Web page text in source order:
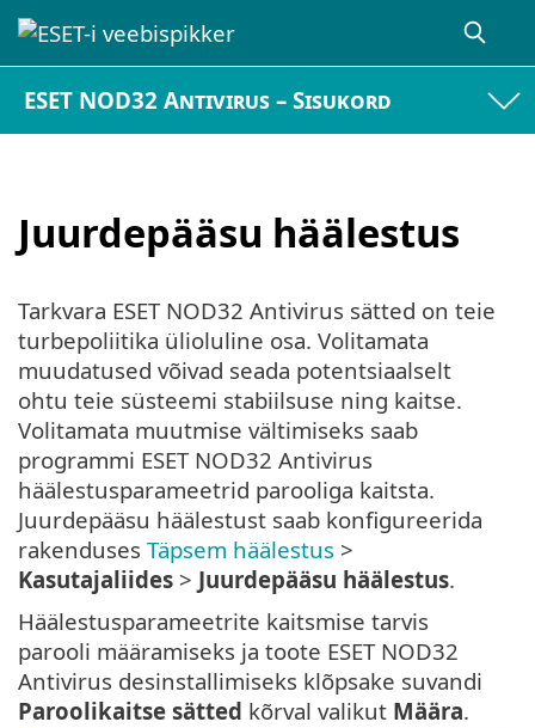
ESET NOD32 Antivirus – Sisukord
Juurdepääsu häälestus
Tarkvara ESET NOD32 Antivirus sätted on teie
turbepoliitika ülioluline osa. Volitamata
muudatused võivad seada potentsiaalselt
ohtu teie süsteemi stabiilsuse ning kaitse.
Volitamata muutmise vältimiseks saab
programmi ESET NOD32 Antivirus
häälestusparameetrid parooliga kaitsta.
Juurdepääsu häälestust saab konfigureerida
rakenduses Täpsem häälestus >
Kasutajaliides > Juurdepääsu häälestus.
Häälestusparameetrite kaitsmise tarvis
parooli määramiseks ja toote ESET NOD32
Antivirus desinstallimiseks klõpsake suvandi
Paroolikaitse sätted kõrval valikut Määra.